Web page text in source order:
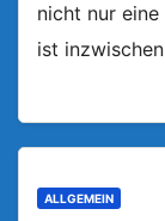
nicht nur
ist
ALLGEMEIN